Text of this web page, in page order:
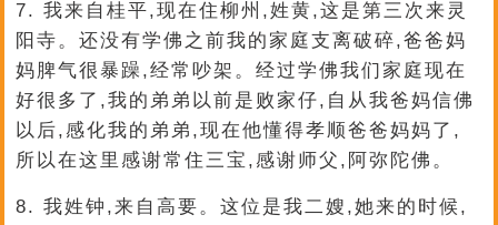
7. 我来自桂平,现在住柳州,姓黄,这是第三次来灵
阳寺。还没有学佛之前我的家庭支离破碎,爸爸妈
妈脾气很暴躁,经常吵架。经过学佛我们家庭现在
好很多了,我的弟弟以前是败家仔,自从我爸妈信佛
以后,感化我的弟弟,现在他懂得孝顺爸爸妈妈了,
所以在这里感谢常住三宝,感谢师父,阿弥陀佛。
8. 我姓钟,来自高要。这位是我二嫂,她来的时候,